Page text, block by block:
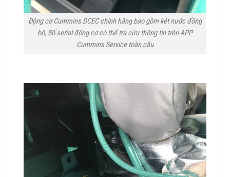
Động cơ Cummins DCEC chính hãng bao gồm két nước đồng
bộ, Số serial động cơ có thể tra cứu thông tin trên APP
Cummins Service toàn cầu